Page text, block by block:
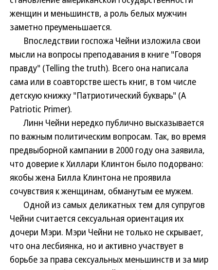
женщин и меньшинств, а роль белых мужчин
заметно преуменьшается.
Впоследствии госпожа Чейни изложила свои
мысли на вопросы преподавания в книге "Говоря
правду" (Telling the truth). Всего она написала
сама или в соавторстве шесть книг, в том числе
детскую книжку "Патриотический букварь" (A
Patriotic Primer).
Линн Чейни нередко публично высказывается
по важным политическим вопросам. Так, во время
предвыборной кампании в 2000 году она заявила,
что доверие к Хиллари Клинтон было подорвано:
якобы жена Билла Клинтона не проявила
сочувствия к женщинам, обманутым ее мужем.
Одной из самых деликатных тем для супругов
Чейни считается сексуальная ориентация их
дочери Мэри. Мэри Чейни не только не скрывает,
что она лесбиянка, но и активно участвует в
борьбе за права сексуальных меньшинств и за мир